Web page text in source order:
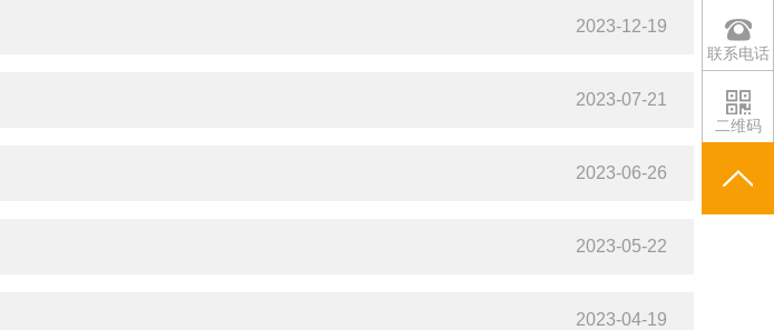
2023-12-19
2023-07-21
2023-06-26
2023-05-22
2023-04-19
联系电话
二维码